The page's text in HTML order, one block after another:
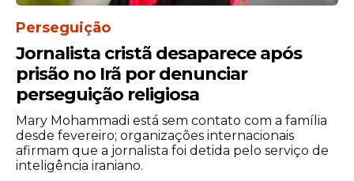
Perseguição
Jornalista cristã desaparece após
prisão no Irã por denunciar
perseguição religiosa
Mary Mohammadi está sem contato com a família
desde fevereiro; organizações internacionais
afirmam que a jornalista foi detida pelo serviço de
inteligência iraniano.